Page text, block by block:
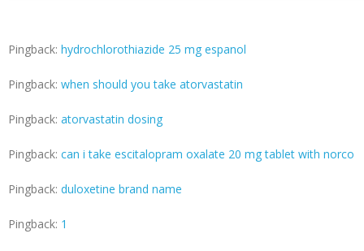
Pingback: hydrochlorothiazide 25 mg espanol
Pingback: when should you take atorvastatin
Pingback: atorvastatin dosing
Pingback: can i take escitalopram oxalate 20 mg tablet with norco
Pingback: duloxetine brand name
Pingback: 1